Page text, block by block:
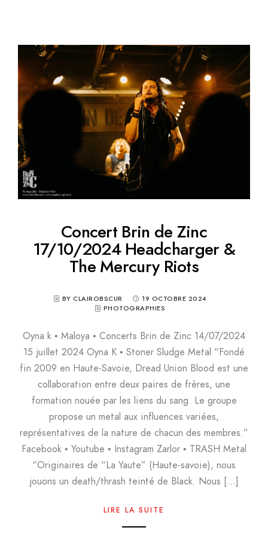
Concert Brin de Zinc
17/10/2024 Headcharger &
The Mercury Riots
BY CLAIROBSCUR
19 OCTOBRE 2024
PHOTOGRAPHIES
Oyna k • Maloya • Concerts Brin de Zinc 14/07/2024
15 juillet 2024 Oyna K • Stoner Sludge Metal “Fondé
fin 2009 en Haute-Savoie, Dread Union Blood est une
collaboration entre deux paires de frères, une
formation nouée par les liens du sang. Le groupe
propose un metal aux influences variées,
représentatives de la nature de chacun des membres.”
Facebook • Youtube • Instagram Zarlor • TRASH Metal
“Originaires de “La Yaute” (Haute-savoie), nous
jouons un death/thrash teinté de Black. Nous […]
LIRE LA SUITE